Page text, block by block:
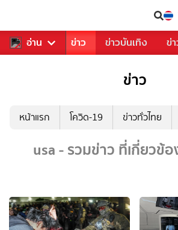
อ่าน
คุณ กีฬา ข่าว ข่าวบันเทิง ข่
ข่าว
หน้าแรก โควิด-19 ข่าวทั่วไทย
usa - รวมข่าว ที่เกี่ยวข้